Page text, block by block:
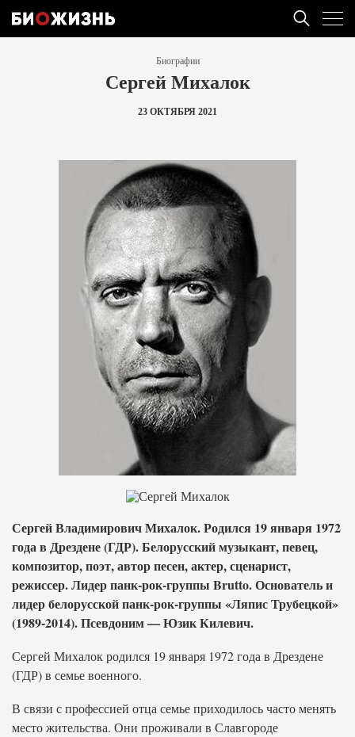
Биографии
Сергей Михалок
23 ОКТЯБРЯ 2021
Сергей Владимирович Михалок. Родился 19 января 1972
года в Дрездене (ГДР). Белорусский музыкант, певец,
композитор, поэт, автор песен, актер, сценарист,
режиссер. Лидер панк-рок-группы Brutto. Основатель и
лидер белорусской панк-рок-группы «Ляпис Трубецкой»
(1989-2014). Псевдоним — Юзик Килевич.
Сергей Михалок родился 19 января 1972 года в Дрездене
(ГДР) в семье военного.
В связи с профессией отца семье приходилось часто менять
место жительства. Они проживали в Славгороде